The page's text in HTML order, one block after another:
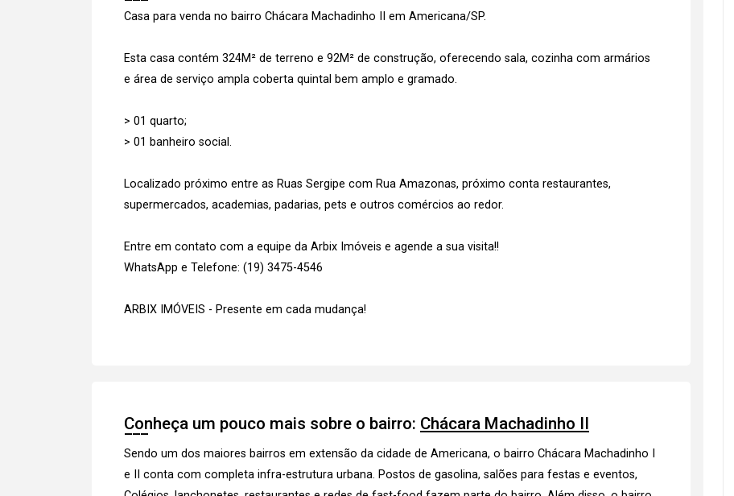
Casa para venda no bairro Chácara Machadinho II em Americana/SP.
Esta casa contém 324M² de terreno e 92M² de construção, oferecendo sala, cozinha com armários
e área de serviço ampla coberta quintal bem amplo e gramado.
> 01 quarto;
> 01 banheiro social.
Localizado próximo entre as Ruas Sergipe com Rua Amazonas, próximo conta restaurantes,
supermercados, academias, padarias, pets e outros comércios ao redor.
Entre em contato com a equipe da Arbix Imóveis e agende a sua visita!!
WhatsApp e Telefone: (19) 3475-4546
ARBIX IMÓVEIS - Presente em cada mudança!
Conheça um pouco mais sobre o bairro: Chácara Machadinho II
Sendo um dos maiores bairros em extensão da cidade de Americana, o bairro Chácara Machadinho I
e II conta com completa infra-estrutura urbana. Postos de gasolina, salões para festas e eventos,